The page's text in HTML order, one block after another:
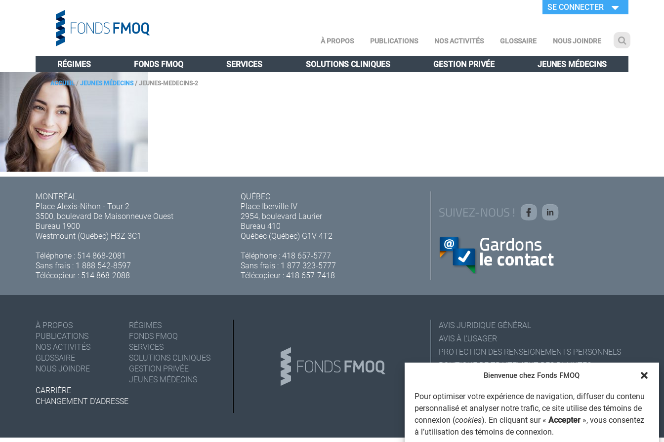
Bienvenue chez Fonds FMOQ
Pour optimiser votre expérience de navigation, diffuser du contenu
personnalisé et analyser notre trafic, ce site utilise des témoins de
connexion (cookies). En cliquant sur « Accepter », vous consentez
à l’utilisation des témoins de connexion.
SE CONNECTER
À PROPOS PUBLICATIONS NOS ACTIVITÉS GLOSSAIRE NOUS JOINDRE
RÉGIMES FONDS FMOQ SERVICES SOLUTIONS CLINIQUES GESTION PRIVÉE JEUNES MÉDECINS
ACCUEIL/JEUNES MÉDECINS/JEUNES-MEDECINS-2
MONTRÉAL
Place Alexis-Nihon - Tour 2
3500, boulevard De Maisonneuve Ouest
Bureau 1900
Westmount (Québec) H3Z 3C1
Téléphone : 514 868-2081
Sans frais : 1 888 542-8597
Télécopieur : 514 868-2088
QUÉBEC
Place Iberville IV
2954, boulevard Laurier
Bureau 410
Québec (Québec) G1V 4T2
Téléphone :418 657-5777
Sans frais : 1 877 323-5777
Télécopieur : 418 657-7418
SUIVEZ-NOUS !
À PROPOS
PUBLICATIONS
NOS ACTIVITÉS
GLOSSAIRE
NOUS JOINDRE
RÉGIMES
FONDS FMOQ
SERVICES
SOLUTIONS CLINIQUES
GESTION PRIVÉE
JEUNES MÉDECINS
CARRIÈRE
CHANGEMENT D'ADRESSE
AVIS JURIDIQUE GÉNÉRAL
AVIS À L'USAGER
PROTECTION DES RENSEIGNEMENTS PERSONNELS
POLITIQUE DE TRAITEMENT DES PLAINTES
REGISTRE DES CONFLITS D'INTÉRÊTS
LIENS UTILES
ALERTE INTERNET
© 2026 Société de services financiers Fonds FMOQ inc.
Tous droits réservés.